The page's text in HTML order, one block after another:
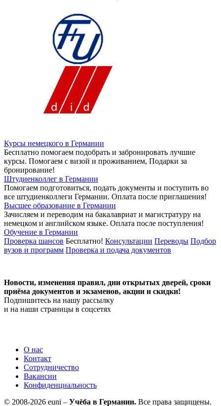
Курсы немецкого в Германии
Бесплатно помогаем подобрать и забронировать лучшие
курсы. Помогаем с визой и проживанием, Подарки за
бронирование!
Штудиенколлег в Германии
Помогаем подготовиться, подать документы и поступить во
все штудиенколлеги Германии. Оплата после приглашения!
Высшее образование в Германии
Зачисляем и переводим на бакалавриат и магистратуру на
немецком и английском языке. Оплата после поступления!
Обучение в Германии
Проверка шансов Бесплатно! Консультации Переводы Подбор
вузов и программ Проверка и подача документов
Новости, изменения правил, дни открытых дверей, сроки
приёма документов и экзаменов, акции и скидки!
Подпишитесь на нашу рассылку
и на наши страницы в соцсетях
О нас
Контакт
Сотрудничество
Вакансии
Конфиденциальность
© 2008-2026 euni – Учёба в Германии. Все права защищены.